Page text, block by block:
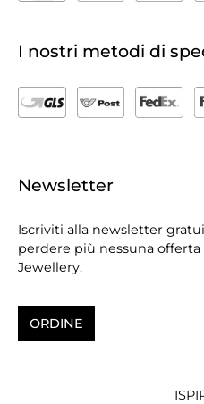
I nostri metodi di
Newsletter
Iscriviti alla newsletter
perdere più nessuna offerta
Jewellery.
ORDINE